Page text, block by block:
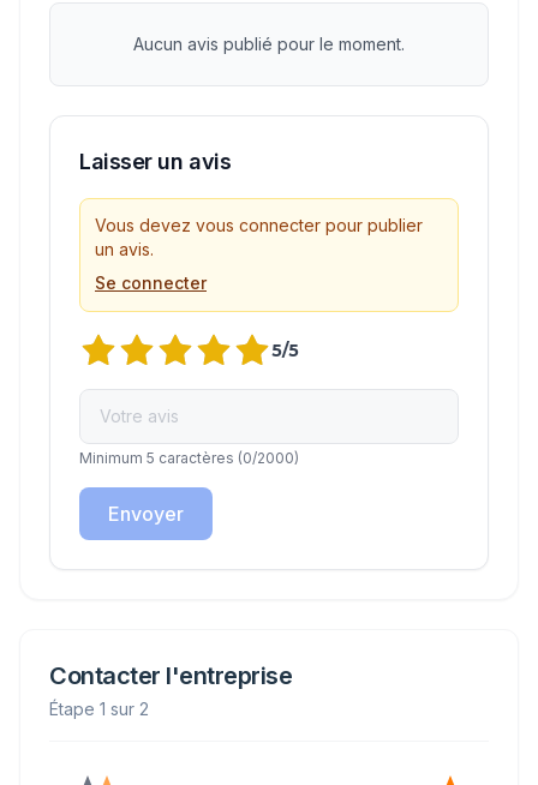
Aucun avis publié pour le moment.
Laisser un avis
Vous devez vous connecter pour publier
un avis.
Se connecter
5/5
Minimum 5 caractères (0/2000)
Envoyer
Contacter l'entreprise
Étape 1 sur 2